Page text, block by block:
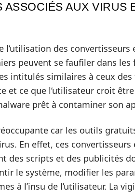
AUX VIRUS
l’utilisation des
peuvent se faufiler dans
intitulés similaires à ceux des
et ce que l’utilisateur croit
prêt à contaminer son
car les outils
En effet, ces
des scripts et des publicités
le système, modifier les
à l’insu de l’utilisateur. La